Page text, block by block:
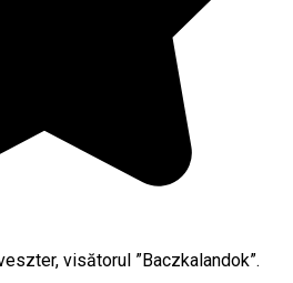
visătorul ”Baczkalandok”.